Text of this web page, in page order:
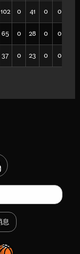
102 0 41 0 0
65 0 28 0 0
37 0 23 0 0